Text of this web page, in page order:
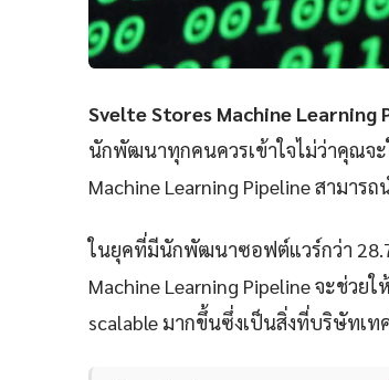
Svelte Stores Machine Learning
นักพัฒนาทุกคนควรเข้าใจไม่ว่าคุณจ
Machine Learning Pipeline สามาร
ในยุคที่มีนักพัฒนาซอฟต์แวร์กว่า 28.7
Machine Learning Pipeline จะช่ว
scalable มากขึ้นซึ่งเป็นสิ่งที่บริษัทเ